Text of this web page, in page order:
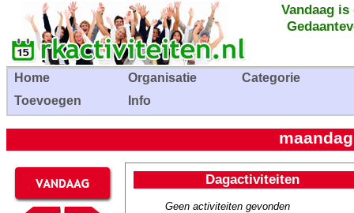
Vandaag
Home Organisatie
Categorie
Toevoegen
Info
Dagactiviteiten
Geen activiteiten gevonden